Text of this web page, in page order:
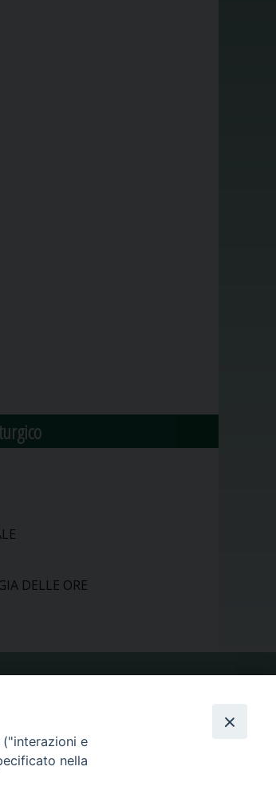
DELLE ORE
e
nella